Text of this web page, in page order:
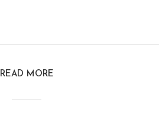
READ MORE